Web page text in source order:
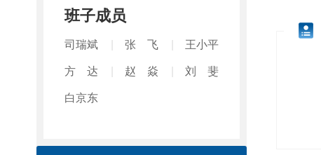
班子成员
司瑞斌 张 飞
王小平
方 达
赵 焱
刘 斐
白京东